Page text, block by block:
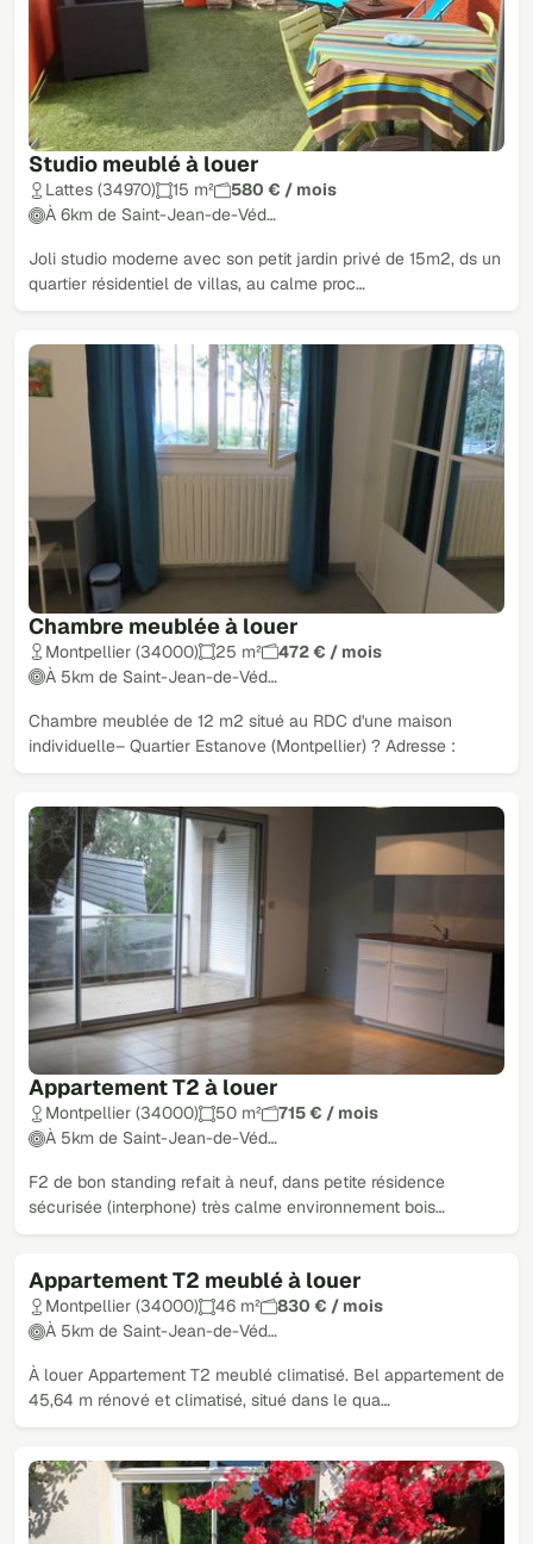
Studio meublé à louer
Lattes (34970) 15 m²
580 € / mois
À 6km de Saint-Jean-de-Véd…
Joli studio moderne avec son petit jardin privé de 15m2, ds un
quartier résidentiel de villas, au calme proc…
Chambre meublée à louer
Montpellier (34000) 25 m²
472 € / mois
À 5km de Saint-Jean-de-Véd…
Chambre meublée de 12 m2 situé au RDC d'une maison
individuelle– Quartier Estanove (Montpellier) ? Adresse :
Appartement T2 à louer
Montpellier (34000) 50 m²
715 € / mois
À 5km de Saint-Jean-de-Véd…
F2 de bon standing refait à neuf, dans petite résidence
sécurisée (interphone) très calme environnement bois…
Appartement T2 meublé à louer
Montpellier (34000) 46 m²
830 € / mois
À 5km de Saint-Jean-de-Véd…
À louer Appartement T2 meublé climatisé. Bel appartement de
45,64 m rénové et climatisé, situé dans le qua…